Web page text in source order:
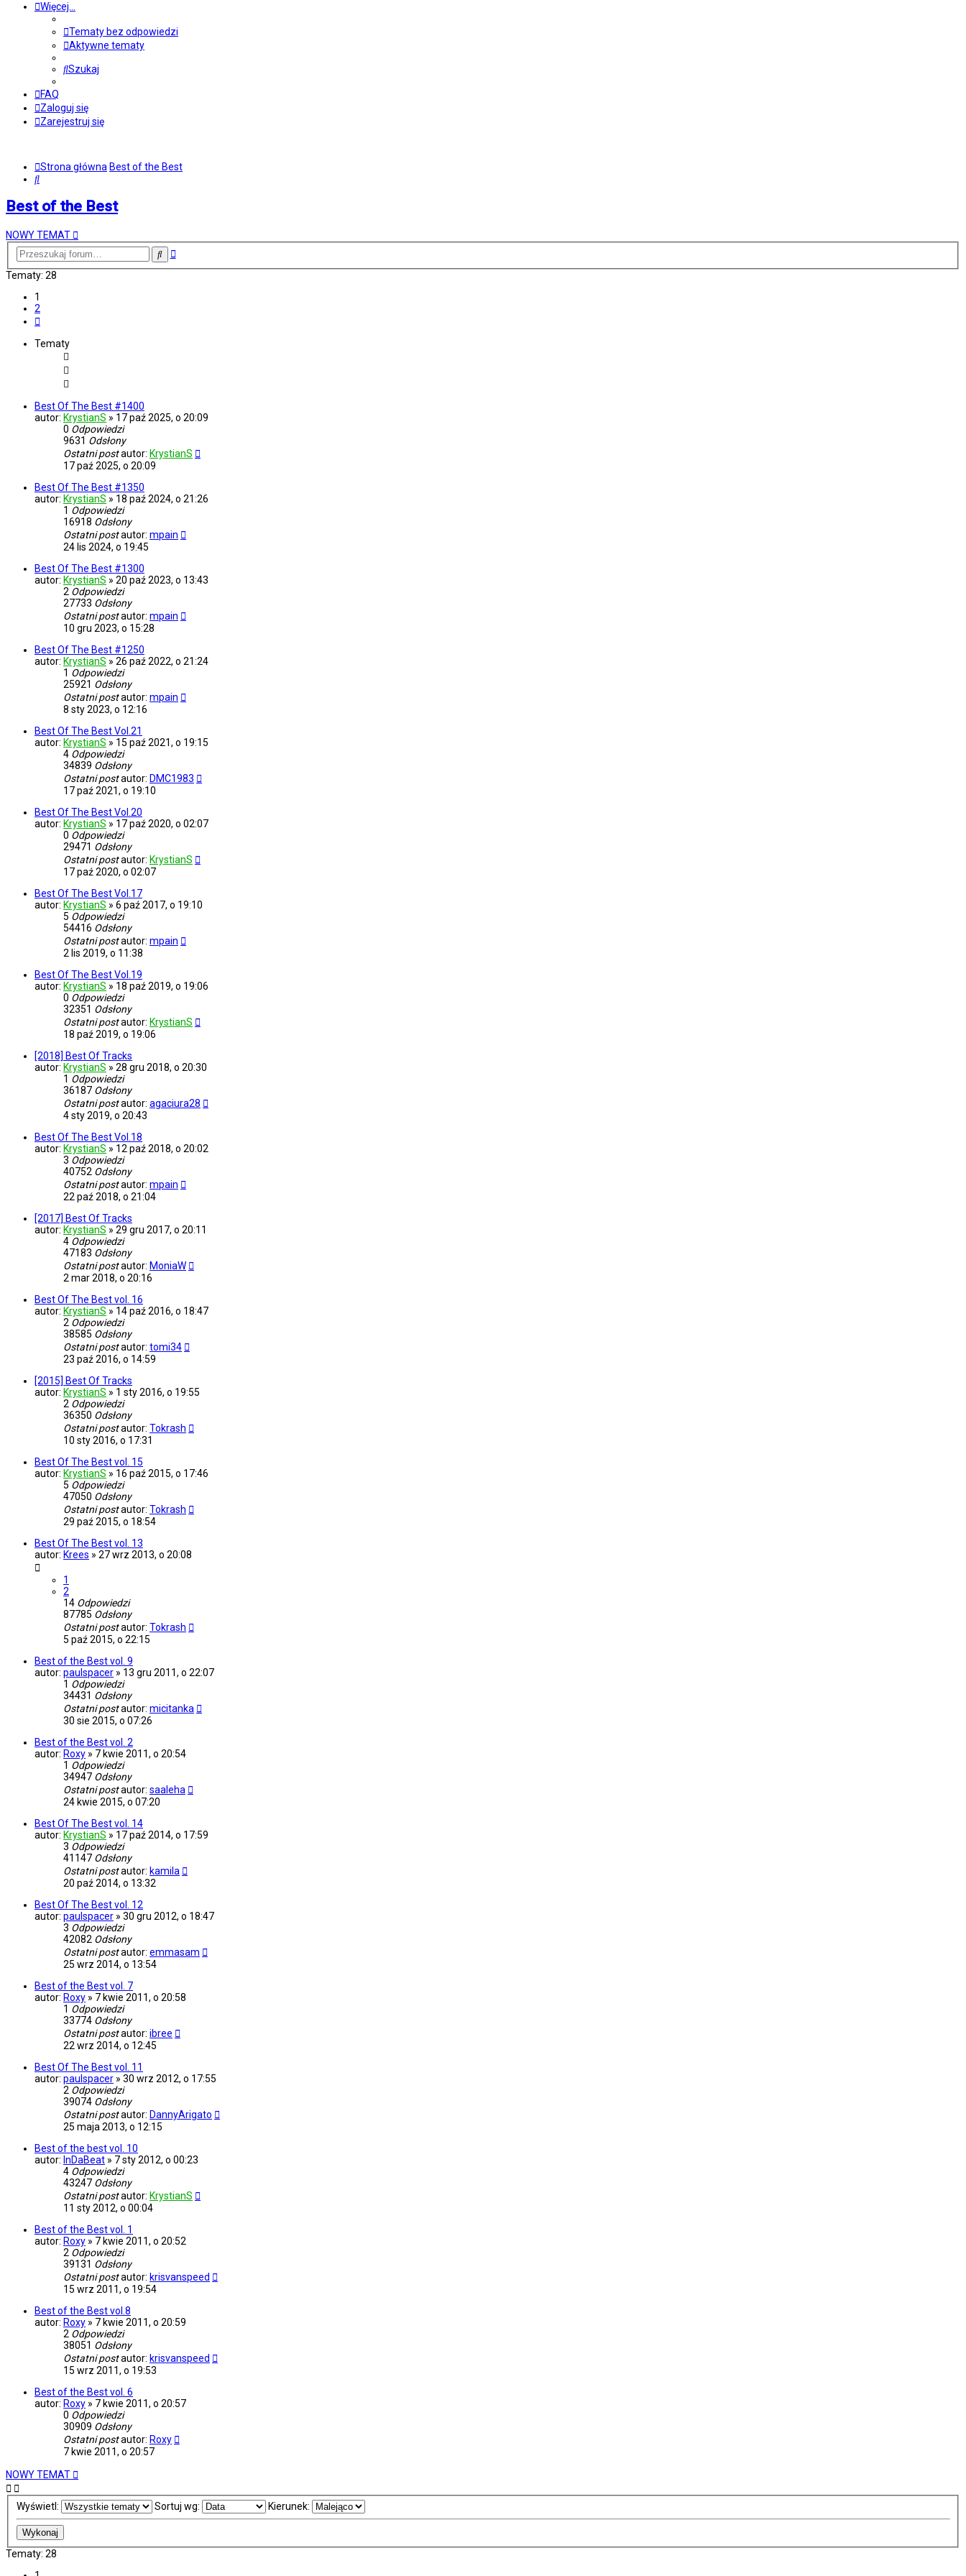
Więcej…
Tematy bez odpowiedzi
Aktywne tematy
Szukaj
FAQ
Zaloguj się
Zarejestruj się
Strona główna Best of the Best
Szukaj
Best of the Best
NOWY TEMAT
SzukajWyszukiwanie
Tematy: 28
1
2
Tematy
Best Of The Best #1400
autor: KrystianS » 17 paź 2025, o 20:09
0 Odpowiedzi
9631 Odsłony
Ostatni postautor: KrystianS
17 paź 2025, o 20:09
Best Of The Best #1350
autor: KrystianS » 18 paź 2024, o 21:26
1 Odpowiedzi
16918 Odsłony
Ostatni postautor: mpain
24 lis 2024, o 19:45
Best Of The Best #1300
autor: KrystianS » 20 paź 2023, o 13:43
2 Odpowiedzi
27733 Odsłony
Ostatni postautor: mpain
10 gru 2023, o 15:28
Best Of The Best #1250
autor: KrystianS » 26 paź 2022, o 21:24
1 Odpowiedzi
25921 Odsłony
Ostatni postautor: mpain
8 sty 2023, o 12:16
Best Of The Best Vol.21
autor: KrystianS » 15 paź 2021, o 19:15
4 Odpowiedzi
34839 Odsłony
Ostatni postautor: DMC1983
17 paź 2021, o 19:10
Best Of The Best Vol.20
autor: KrystianS » 17 paź 2020, o 02:07
0 Odpowiedzi
29471 Odsłony
Ostatni postautor: KrystianS
17 paź 2020, o 02:07
Best Of The Best Vol.17
autor: KrystianS » 6 paź 2017, o 19:10
5 Odpowiedzi
54416 Odsłony
Ostatni postautor: mpain
2 lis 2019, o 11:38
Best Of The Best Vol.19
autor: KrystianS » 18 paź 2019, o 19:06
0 Odpowiedzi
32351 Odsłony
Ostatni postautor: KrystianS
18 paź 2019, o 19:06
[2018] Best Of Tracks
autor: KrystianS » 28 gru 2018, o 20:30
1 Odpowiedzi
36187 Odsłony
Ostatni postautor: agaciura28
4 sty 2019, o 20:43
Best Of The Best Vol.18
autor: KrystianS » 12 paź 2018, o 20:02
3 Odpowiedzi
40752 Odsłony
Ostatni postautor: mpain
22 paź 2018, o 21:04
[2017] Best Of Tracks
autor: KrystianS » 29 gru 2017, o 20:11
4 Odpowiedzi
47183 Odsłony
Ostatni postautor: MoniaW
2 mar 2018, o 20:16
Best Of The Best vol. 16
autor: KrystianS » 14 paź 2016, o 18:47
2 Odpowiedzi
38585 Odsłony
Ostatni postautor: tomi34
23 paź 2016, o 14:59
[2015] Best Of Tracks
autor: KrystianS » 1 sty 2016, o 19:55
2 Odpowiedzi
36350 Odsłony
Ostatni postautor: Tokrash
10 sty 2016, o 17:31
Best Of The Best vol. 15
autor: KrystianS » 16 paź 2015, o 17:46
5 Odpowiedzi
47050 Odsłony
Ostatni postautor: Tokrash
29 paź 2015, o 18:54
Best Of The Best vol. 13
autor: Krees » 27 wrz 2013, o 20:08
1
2
14 Odpowiedzi
87785 Odsłony
Ostatni postautor: Tokrash
5 paź 2015, o 22:15
Best of the Best vol. 9
autor: paulspacer » 13 gru 2011, o 22:07
1 Odpowiedzi
34431 Odsłony
Ostatni postautor: micitanka
30 sie 2015, o 07:26
Best of the Best vol. 2
autor: Roxy » 7 kwie 2011, o 20:54
1 Odpowiedzi
34947 Odsłony
Ostatni postautor: saaleha
24 kwie 2015, o 07:20
Best Of The Best vol. 14
autor: KrystianS » 17 paź 2014, o 17:59
3 Odpowiedzi
41147 Odsłony
Ostatni postautor: kamila
20 paź 2014, o 13:32
Best Of The Best vol. 12
autor: paulspacer » 30 gru 2012, o 18:47
3 Odpowiedzi
42082 Odsłony
Ostatni postautor: emmasam
25 wrz 2014, o 13:54
Best of the Best vol. 7
autor: Roxy » 7 kwie 2011, o 20:58
1 Odpowiedzi
33774 Odsłony
Ostatni postautor: ibree
22 wrz 2014, o 12:45
Best Of The Best vol. 11
autor: paulspacer » 30 wrz 2012, o 17:55
2 Odpowiedzi
39074 Odsłony
Ostatni postautor: DannyArigato
25 maja 2013, o 12:15
Best of the best vol. 10
autor: InDaBeat » 7 sty 2012, o 00:23
4 Odpowiedzi
43247 Odsłony
Ostatni postautor: KrystianS
11 sty 2012, o 00:04
Best of the Best vol. 1
autor: Roxy » 7 kwie 2011, o 20:52
2 Odpowiedzi
39131 Odsłony
Ostatni postautor: krisvanspeed
15 wrz 2011, o 19:54
Best of the Best vol.8
autor: Roxy » 7 kwie 2011, o 20:59
2 Odpowiedzi
38051 Odsłony
Ostatni postautor: krisvanspeed
15 wrz 2011, o 19:53
Best of the Best vol. 6
autor: Roxy » 7 kwie 2011, o 20:57
0 Odpowiedzi
30909 Odsłony
Ostatni postautor: Roxy
7 kwie 2011, o 20:57
NOWY TEMAT
Wyświetl: Sortuj wg: Kierunek:
Tematy: 28